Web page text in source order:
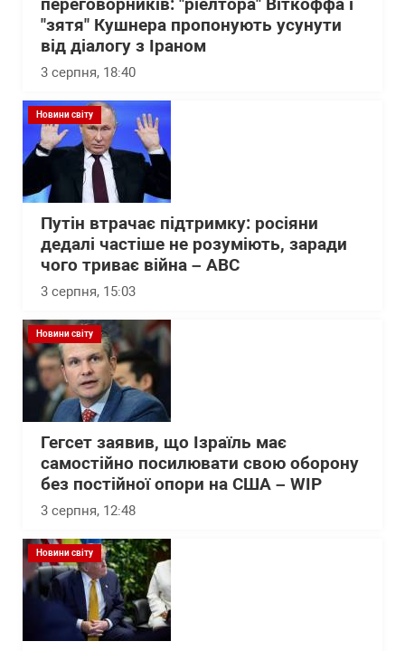
переговорників: "ріелтора" Віткоффа і
"зятя" Кушнера пропонують усунути
від діалогу з Іраном
3 серпня, 18:40
Новини світу
Путін втрачає підтримку: росіяни
дедалі частіше не розуміють, заради
чого триває війна – АВС
3 серпня, 15:03
Новини світу
Гегсет заявив, що Ізраїль має
самостійно посилювати свою оборону
без постійної опори на США – WІP
3 серпня, 12:48
Новини світу